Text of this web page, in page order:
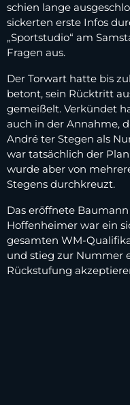
schien lange
sickerten erste Infos
„Sportstudio“ am
Fragen aus.
Der Torwart hatte bis
betont, sein Rücktritt
gemeißelt. Verkündet
auch in der Annahme,
André ter Stegen als
war tatsächlich der
wurde aber von
Stegens durchkreuzt.
Das eröffnete
Hoffenheimer war ein
gesamten WM-
und stieg zur Nummer
Rückstufung